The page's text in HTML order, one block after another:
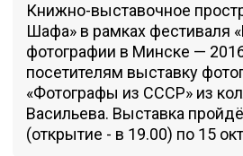
Книжно-выставочное
Шафа» в рамках фестиваля
фотографии в Минске —
посетителям выставку
«Фотографы из СССР» из
Васильева. Выставка
(открытие - в 19.00) по 15